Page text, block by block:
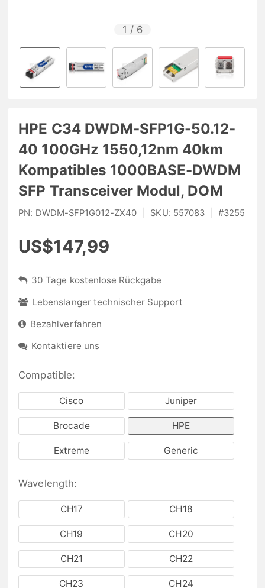
1 / 6
HPE C34 DWDM-SFP1G-50.12-
40 100GHz 1550,12nm 40km
Kompatibles 1000BASE-DWDM
SFP Transceiver Modul, DOM
PN: DWDM-SFP1G012-ZX40 SKU: 557083 #3255
US$147,99
30 Tage kostenlose Rückgabe
Lebenslanger technischer Support
Bezahlverfahren
Kontaktiere uns
Compatible:
Cisco Juniper
Brocade HPE
Extreme Generic
Wavelength:
CH17 CH18
CH19 CH20
CH21 CH22
CH23 CH24